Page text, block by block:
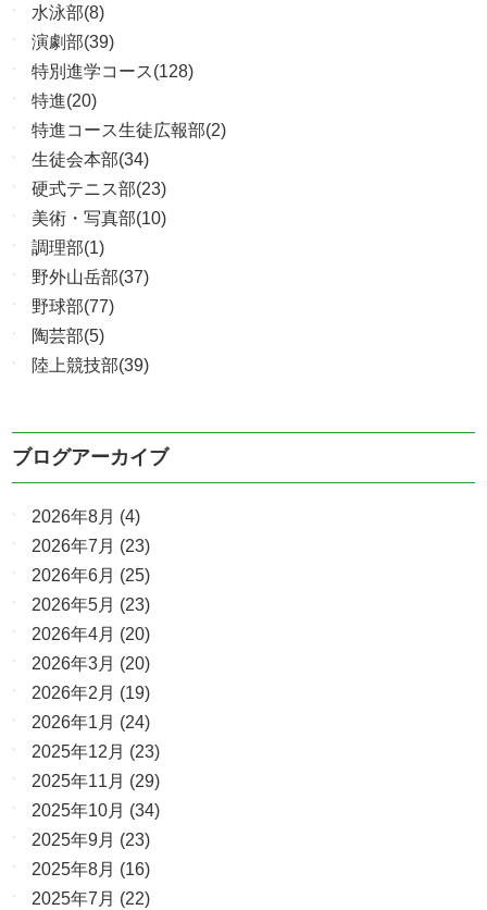
水泳部(8)
演劇部(39)
特別進学コース(128)
特進(20)
特進コース生徒広報部(2)
生徒会本部(34)
硬式テニス部(23)
美術・写真部(10)
調理部(1)
野外山岳部(37)
野球部(77)
陶芸部(5)
陸上競技部(39)
ブログアーカイブ
2026年8月 (4)
2026年7月 (23)
2026年6月 (25)
2026年5月 (23)
2026年4月 (20)
2026年3月 (20)
2026年2月 (19)
2026年1月 (24)
2025年12月 (23)
2025年11月 (29)
2025年10月 (34)
2025年9月 (23)
2025年8月 (16)
2025年7月 (22)